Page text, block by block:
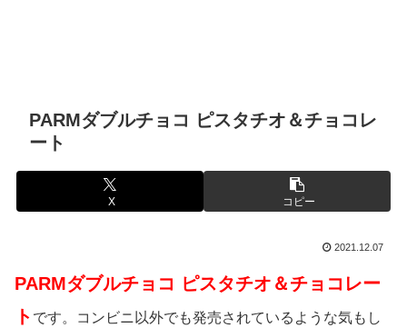
PARMダブルチョコ ピスタチオ＆チョコレ
ート
X コピー
2021.12.07
PARMダブルチョコ ピスタチオ＆チョコレー
ト です。コンビニ以外でも発売されているような気もし